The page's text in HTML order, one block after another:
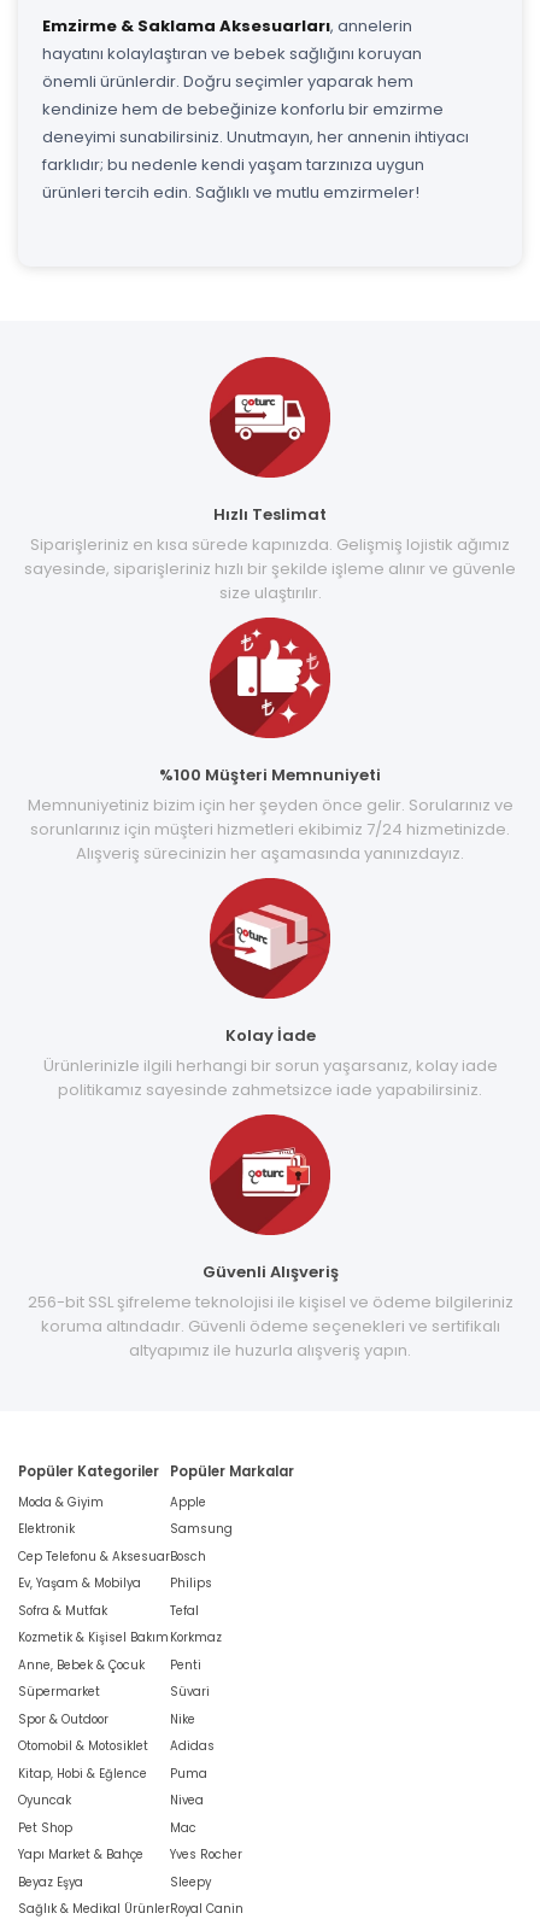
Emzirme & Saklama Aksesuarları, annelerin
hayatını kolaylaştıran ve bebek sağlığını koruyan
önemli ürünlerdir. Doğru seçimler yaparak hem
kendinize hem de bebeğinize konforlu bir emzirme
deneyimi sunabilirsiniz. Unutmayın, her annenin ihtiyacı
farklıdır; bu nedenle kendi yaşam tarzınıza uygun
ürünleri tercih edin. Sağlıklı ve mutlu emzirmeler!
Hızlı Teslimat
Siparişleriniz en kısa sürede kapınızda. Gelişmiş lojistik ağımız
sayesinde, siparişleriniz hızlı bir şekilde işleme alınır ve güvenle
size ulaştırılır.
%100 Müşteri Memnuniyeti
Memnuniyetiniz bizim için her şeyden önce gelir. Sorularınız ve
sorunlarınız için müşteri hizmetleri ekibimiz 7/24 hizmetinizde.
Alışveriş sürecinizin her aşamasında yanınızdayız.
Kolay İade
Ürünlerinizle ilgili herhangi bir sorun yaşarsanız, kolay iade
politikamız sayesinde zahmetsizce iade yapabilirsiniz.
Güvenli Alışveriş
256-bit SSL şifreleme teknolojisi ile kişisel ve ödeme bilgileriniz
koruma altındadır. Güvenli ödeme seçenekleri ve sertifikalı
altyapımız ile huzurla alışveriş yapın.
Popüler Kategoriler
Moda & Giyim
Elektronik
Cep Telefonu & Aksesuar
Ev, Yaşam & Mobilya
Sofra & Mutfak
Kozmetik & Kişisel Bakım
Anne, Bebek & Çocuk
Süpermarket
Spor & Outdoor
Otomobil & Motosiklet
Kitap, Hobi & Eğlence
Oyuncak
Pet Shop
Yapı Market & Bahçe
Beyaz Eşya
Sağlık & Medikal Ürünler
Popüler Markalar
Apple
Samsung
Bosch
Philips
Tefal
Korkmaz
Penti
Süvari
Nike
Adidas
Puma
Nivea
Mac
Yves Rocher
Sleepy
Royal Canin